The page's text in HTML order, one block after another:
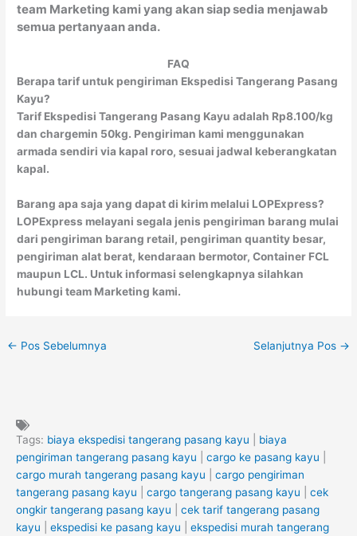
team Marketing kami yang akan siap sedia menjawab
semua pertanyaan anda.
FAQ
Berapa tarif untuk pengiriman Ekspedisi Tangerang Pasang
Kayu?
Tarif Ekspedisi Tangerang Pasang Kayu adalah Rp8.100/kg
dan chargemin 50kg. Pengiriman kami menggunakan
armada sendiri via kapal roro, sesuai jadwal keberangkatan
kapal.
Barang apa saja yang dapat di kirim melalui LOPExpress?
LOPExpress melayani segala jenis pengiriman barang mulai
dari pengiriman barang retail, pengiriman quantity besar,
pengiriman alat berat, kendaraan bermotor, Container FCL
maupun LCL. Untuk informasi selengkapnya silahkan
hubungi team Marketing kami.
← Pos Sebelumnya Selanjutnya Pos →
Tags: biaya ekspedisi tangerang pasang kayu
biaya
pengiriman tangerang pasang kayu
cargo ke pasang kayu
cargo murah tangerang pasang kayu
cargo pengiriman
tangerang pasang kayu
cargo tangerang pasang kayu
cek
ongkir tangerang pasang kayu
cek tarif tangerang pasang
kayu
ekspedisi ke pasang kayu
ekspedisi murah tangerang